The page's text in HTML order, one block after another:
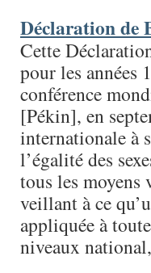
Déclaration de
Cette
pour les années
conférence
[Pékin], en
internationale à
l’égalité des
tous les moyens
veillant à ce
appliquée à
niveaux